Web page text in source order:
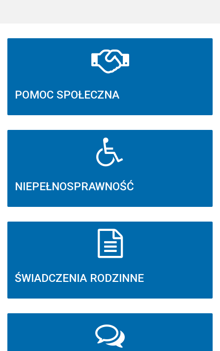
POMOC SPOŁECZNA
NIEPEŁNOSPRAWNOŚĆ
ŚWIADCZENIA RODZINNE